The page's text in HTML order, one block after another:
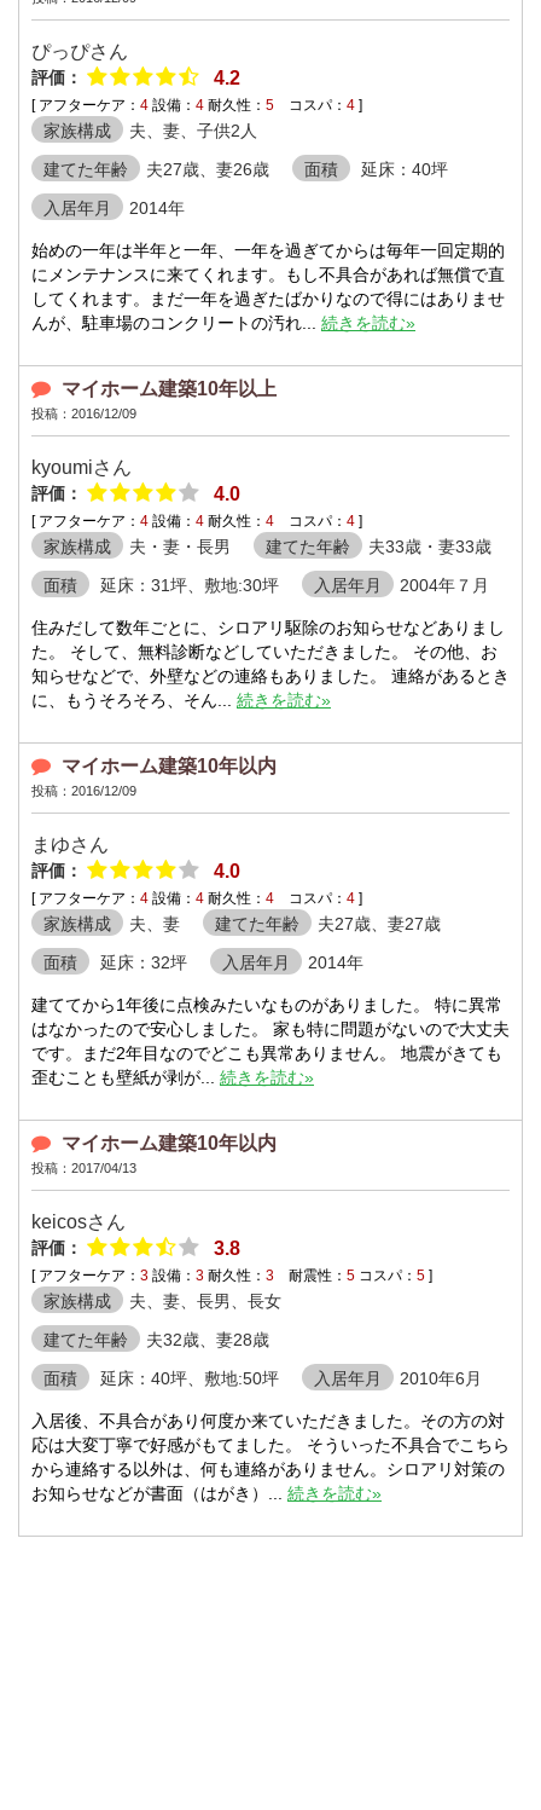
ぴっぴさん
評価： 4.2
[ アフターケア： 4 設備： 4 耐久性： 5 コスパ： 4 ]
家族構成
夫、妻、子供2人
建てた年齢
夫27歳、妻26歳 面積
延床：40坪
入居年月
2014年
始めの一年は半年と一年、一年を過ぎてからは毎年一回定期的
にメンテナンスに来てくれます。もし不具合があれば無償で直
してくれます。まだ一年を過ぎたばかりなので得にはありませ
んが、駐車場のコンクリートの汚れ... 続きを読む»
マイホーム建築10年以上
投稿：2016/12/09
kyoumiさん
評価： 4.0
[ アフターケア： 4 設備： 4 耐久性： 4 コスパ： 4 ]
家族構成 夫・妻・長男 建てた年齢
夫33歳・妻33歳
面積
延床：31坪、敷地:30坪 入居年月 2004年７月
住みだして数年ごとに、シロアリ駆除のお知らせなどありまし
た。 そして、無料診断などしていただきました。 その他、お
知らせなどで、外壁などの連絡もありました。 連絡があるとき
に、もうそろそろ、そん... 続きを読む»
マイホーム建築10年以内
投稿：2016/12/09
まゆさん
評価： 4.0
[ アフターケア： 4 設備： 4 耐久性： 4 コスパ： 4 ]
家族構成 夫、妻 建てた年齢
夫27歳、妻27歳
面積
延床：32坪 入居年月 2014年
建ててから1年後に点検みたいなものがありました。 特に異常
はなかったので安心しました。 家も特に問題がないので大丈夫
です。まだ2年目なのでどこも異常ありません。 地震がきても
歪むことも壁紙が剥が... 続きを読む»
マイホーム建築10年以内
投稿：2017/04/13
keicosさん
評価： 3.8
[ アフターケア： 3 設備： 3 耐久性： 3 耐震性： 5 コスパ： 5 ]
家族構成
夫、妻、長男、長女
建てた年齢
夫32歳、妻28歳
面積
延床：40坪、敷地:50坪 入居年月 2010年6月
入居後、不具合があり何度か来ていただきました。その方の対
応は大変丁寧で好感がもてました。 そういった不具合でこちら
から連絡する以外は、何も連絡がありません。シロアリ対策の
お知らせなどが書面（はがき）... 続きを読む»